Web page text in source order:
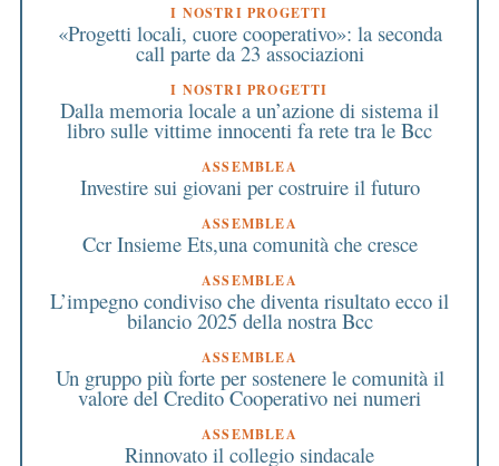
I NOSTRI PROGETTI
«Progetti locali, cuore cooperativo»: la seconda
call parte da 23 associazioni
I NOSTRI PROGETTI
Dalla memoria locale a un’azione di sistema il
libro sulle vittime innocenti fa rete tra le Bcc
ASSEMBLEA
Investire sui giovani per costruire il futuro
ASSEMBLEA
Ccr Insieme Ets,una comunità che cresce
ASSEMBLEA
L’impegno condiviso che diventa risultato ecco il
bilancio 2025 della nostra Bcc
ASSEMBLEA
Un gruppo più forte per sostenere le comunità il
valore del Credito Cooperativo nei numeri
ASSEMBLEA
Rinnovato il collegio sindacale